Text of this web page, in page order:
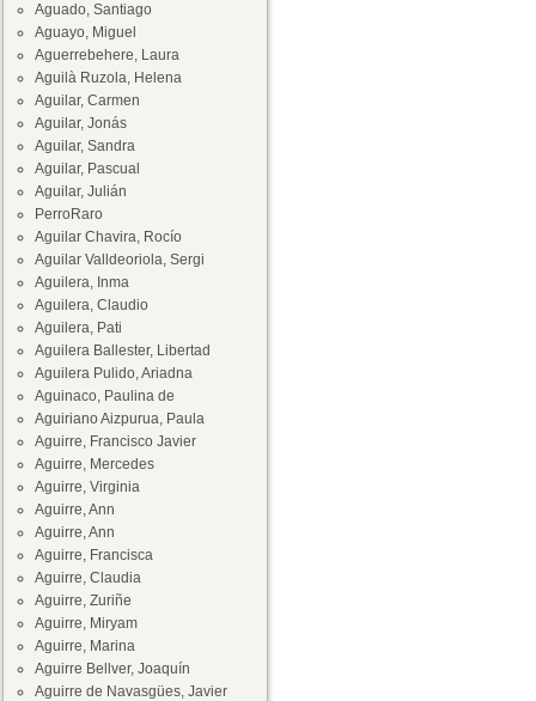
Aguado, Santiago
Aguayo, Miguel
Aguerrebehere, Laura
Aguilà Ruzola, Helena
Aguilar, Carmen
Aguilar, Jonás
Aguilar, Sandra
Aguilar, Pascual
Aguilar, Julián
PerroRaro
Aguilar Chavira, Rocío
Aguilar Valldeoriola, Sergi
Aguilera, Inma
Aguilera, Claudio
Aguilera, Pati
Aguilera Ballester, Libertad
Aguilera Pulido, Ariadna
Aguinaco, Paulina de
Aguiriano Aizpurua, Paula
Aguirre, Francisco Javier
Aguirre, Mercedes
Aguirre, Virginia
Aguirre, Ann
Aguirre, Ann
Aguirre, Francisca
Aguirre, Claudia
Aguirre, Zuriñe
Aguirre, Miryam
Aguirre, Marina
Aguirre Bellver, Joaquín
Aguirre de Navasgües, Javier